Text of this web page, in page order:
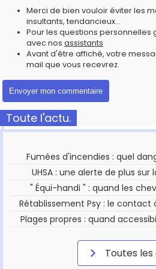
Merci de bien vouloir éviter les
insultants, tendancieux...
Pour les questions
avec nos assistants
Avant d'être affiché, votre
mail que vous recevrez.
Toute l'actu.
Fumées d'incendies : quel
UHSA : une alerte de plus
" Équi-handi " : quand les
Rétablissement Psy : le contact
Plages propres : quand
Toutes